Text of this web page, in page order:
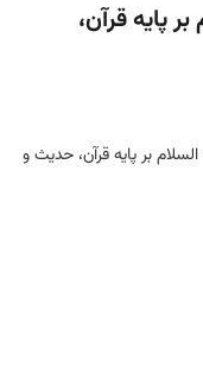
پايه قرآن،
بر پايه قرآن، حديث و